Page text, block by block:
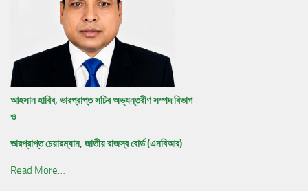
আহসান হাবিব, ভারপ্রাপ্ত সচিব অভ্যন্তরীণ সম্পদ বিভাগ
ও
ভারপ্রাপ্ত চেয়ারম্যান, জাতীয় রাজস্ব বোর্ড (এনবিআর)
Read More…